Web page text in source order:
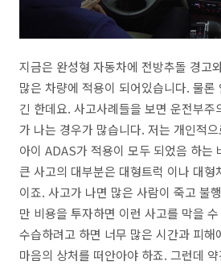
지금은 완성형 자동차에 전방추돌 경고
많은 차량에 적용이 되어있습니다. 물론
긴 한데요. 사고사례들을 보면 운전부
가 나는 경우가 많습니다. 저는 개인적
아이 ADAS가 적용이 모두 되었음 하는
큰 사고의 대부분은 대형트럭 이나 대형
이죠. 사고가 나면 많은 사람이 죽고 불
만 비용을 투자하면 이런 사고를 막을
수습하려고 하면 너무 많은 시간과 피해
마음의 상처를 떠안아야 하죠. 그런데